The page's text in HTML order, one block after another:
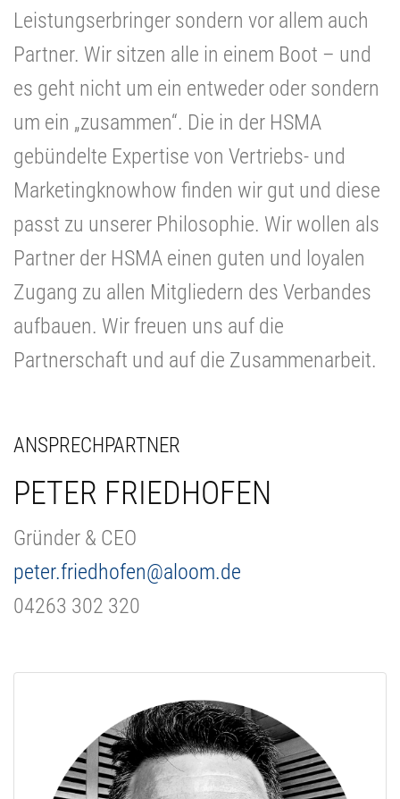
Leistungserbringer sondern vor allem auch
Partner. Wir sitzen alle in einem Boot – und
es geht nicht um ein entweder oder sondern
um ein „zusammen“. Die in der HSMA
gebündelte Expertise von Vertriebs- und
Marketingknowhow finden wir gut und diese
passt zu unserer Philosophie. Wir wollen als
Partner der HSMA einen guten und loyalen
Zugang zu allen Mitgliedern des Verbandes
aufbauen. Wir freuen uns auf die
Partnerschaft und auf die Zusammenarbeit.
ANSPRECHPARTNER
PETER FRIEDHOFEN
Gründer & CEO
peter.friedhofen@aloom.de
04263 302 320